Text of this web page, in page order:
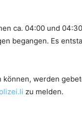
ca. 04:00 und
begangen. Es
können, werden
zu melden.